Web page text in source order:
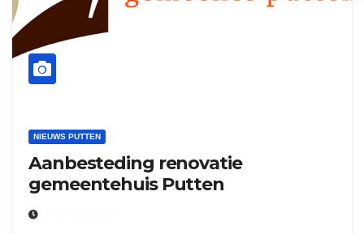
NIEUWS PUTTEN
Aanbesteding renovatie
gemeentehuis Putten